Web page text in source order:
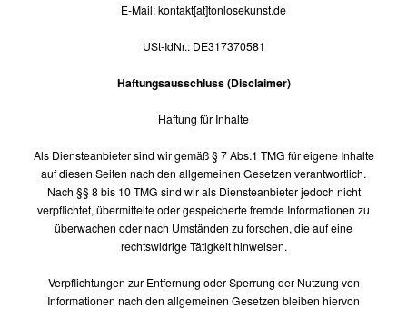
E-Mail: kontakt[at]tonlosekunst.de
USt-IdNr.: DE317370581
Haftungsausschluss (Disclaimer)
Haftung für Inhalte
Als Diensteanbieter sind wir gemäß § 7 Abs.1 TMG für eigene Inhalte
auf diesen Seiten nach den allgemeinen Gesetzen verantwortlich.
Nach §§ 8 bis 10 TMG sind wir als Diensteanbieter jedoch nicht
verpflichtet, übermittelte oder gespeicherte fremde Informationen zu
überwachen oder nach Umständen zu forschen, die auf eine
rechtswidrige Tätigkeit hinweisen.
Verpflichtungen zur Entfernung oder Sperrung der Nutzung von
Informationen nach den allgemeinen Gesetzen bleiben hiervon